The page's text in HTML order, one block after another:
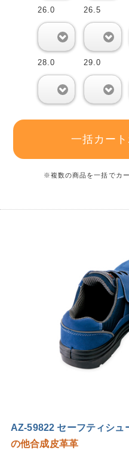
26.0 26.5
28.0 29.0
一括カー
※複数の商品を一括でカ
AZ-59822 セーフティシュ
の他合成皮革革